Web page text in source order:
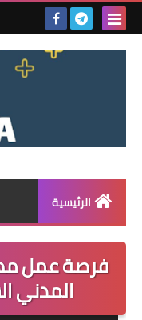
الرئيسية
فرصة عمل
المدني